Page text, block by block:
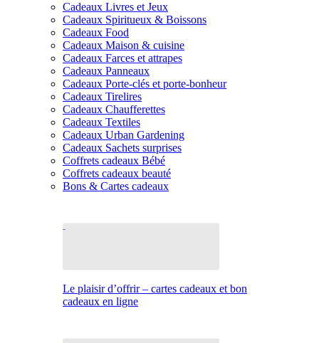
Cadeaux Livres et Jeux
Cadeaux Spiritueux & Boissons
Cadeaux Food
Cadeaux Maison & cuisine
Cadeaux Farces et attrapes
Cadeaux Panneaux
Cadeaux Porte-clés et porte-bonheur
Cadeaux Tirelires
Cadeaux Chaufferettes
Cadeaux Textiles
Cadeaux Urban Gardening
Cadeaux Sachets surprises
Coffrets cadeaux Bébé
Coffrets cadeaux beauté
Bons & Cartes cadeaux
Le plaisir d’offrir – cartes cadeaux et bon
cadeaux en ligne